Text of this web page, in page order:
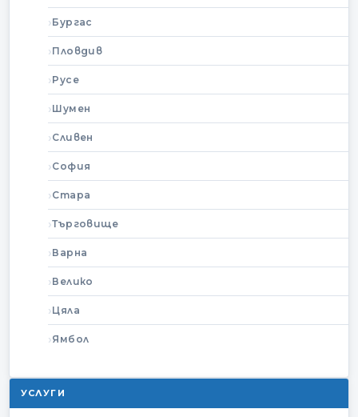
Бургас
Пловдив
Русе
Шумен
Сливен
София
Стара
Търговище
Варна
Велико
Цяла
Ямбол
УСЛУГИ